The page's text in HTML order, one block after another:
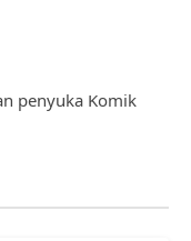
penyuka Komik